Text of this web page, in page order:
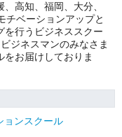
高知、福岡、大分、
チベーションアップと
を行うビジネススクー
ジネスマンのみなさま
お届けしておりま
ョンスクール